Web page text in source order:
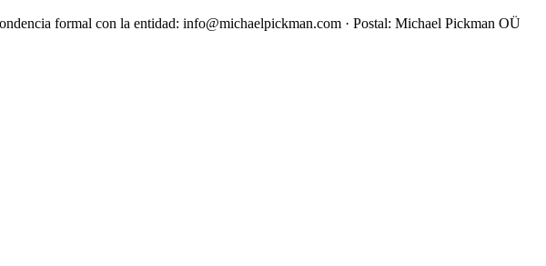
formal con la entidad: info@michaelpickman.com · Postal: Michael Pickman OÜ